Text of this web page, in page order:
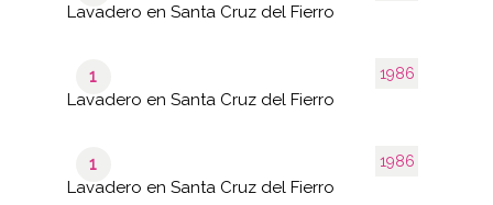
Lavadero en Santa Cruz del Fierro
1986
1
Lavadero en Santa Cruz del Fierro
1986
1
Lavadero en Santa Cruz del Fierro